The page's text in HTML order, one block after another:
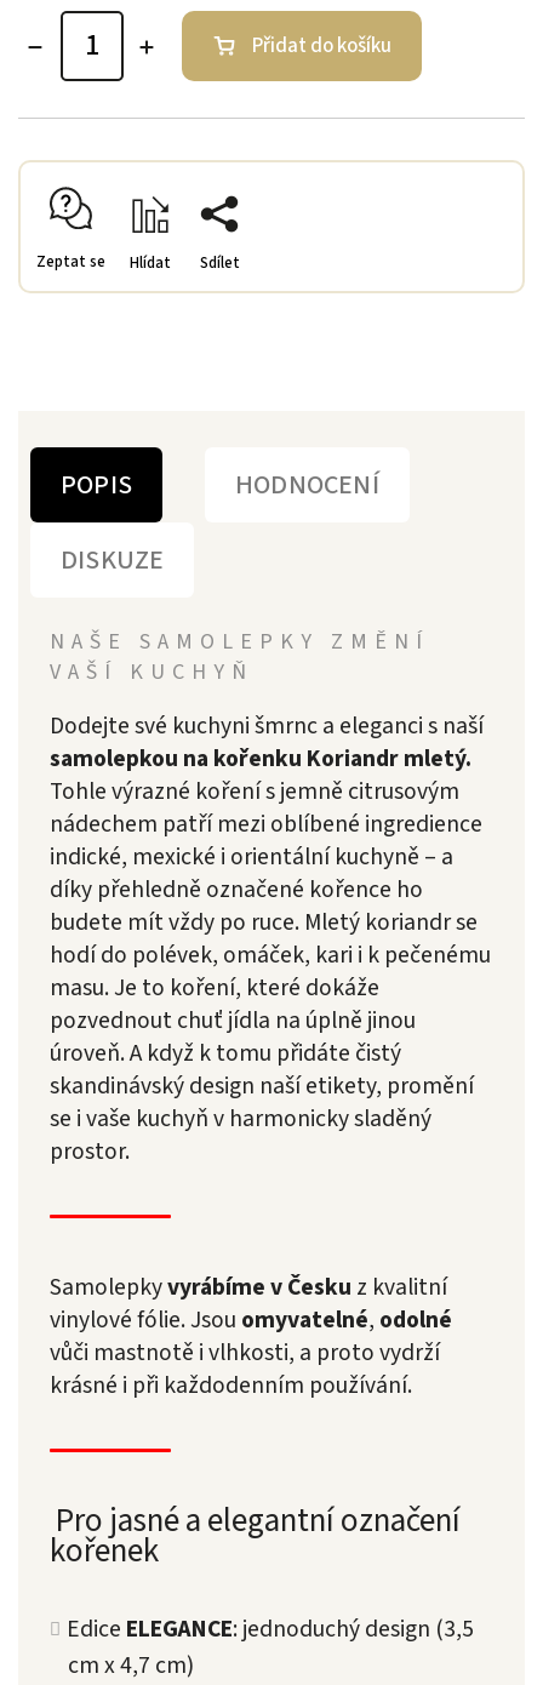
Přidat do košíku
Zeptat se Hlídat Sdílet
POPIS
HODNOCENÍ
DISKUZE
NAŠE SAMOLEPKY ZMĚNÍ
VAŠÍ KUCHYŇ
Dodejte své kuchyni šmrnc a eleganci s naší
samolepkou na kořenku Koriandr mletý.
Tohle výrazné koření s jemně citrusovým
nádechem patří mezi oblíbené ingredience
indické, mexické i orientální kuchyně – a
díky přehledně označené kořence ho
budete mít vždy po ruce. Mletý koriandr se
hodí do polévek, omáček, kari i k pečenému
masu. Je to koření, které dokáže
pozvednout chuť jídla na úplně jinou
úroveň. A když k tomu přidáte čistý
skandinávský design naší etikety, promění
se i vaše kuchyň v harmonicky sladěný
prostor.
Samolepkyvyrábíme v Česku z kvalitní
vinylové fólie. Jsou omyvatelné, odolné
vůči mastnotě i vlhkosti, a proto vydrží
krásné i při každodenním používání.
Pro jasné a elegantní označení
kořenek
Edice ELEGANCE: jednoduchý design (3,5
cm x 4,7 cm)